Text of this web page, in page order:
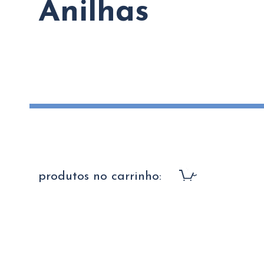
Anilhas
produtos no carrinho: